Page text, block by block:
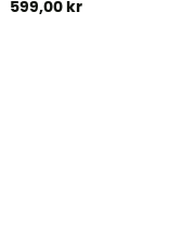
599,00 kr